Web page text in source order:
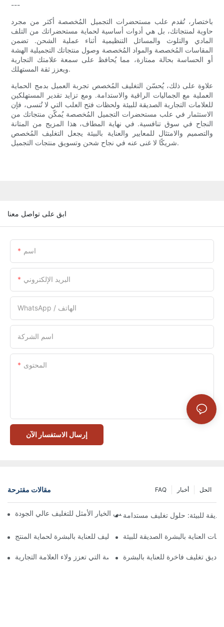
---
باختصار، تُقدم علب مستحضرات التجميل المُخصصة أكثر من مجرد
حاوية لمنتجاتك، بل هي أدوات أساسية لحماية مستحضراتك من التلف
المادي والتلوث والمسائل التنظيمية أثناء عملية الشحن. تضمن
المقاسات المُخصصة والمواد المُخصصة وصول منتجاتك التجميلية الهشة
أو الحساسة بحالة ممتازة، مما يُحافظ على سمعة علامتك التجارية
ويعزز ثقة المستهلك.
علاوة على ذلك، يُحسّن التغليف المُخصص تجربة العميل بدمج الحماية
العملية مع الجماليات الراقية والاستدامة. ومع تزايد تقدير المستهلكين
للعلامات التجارية الصديقة للبيئة ولحظات فتح العلب التي لا تُنسى، فإن
الاستثمار في علب مستحضرات التجميل المُخصصة يُمكّن منتجاتك من
النجاح في سوق تنافسية. في نهاية المطاف، هذا المزيج من المتانة
والتصميم والامتثال للمعايير والعناية بالبيئة يجعل التغليف المُخصص
شريكًا لا غنى عنه في نجاح شحن وتسويق منتجات التجميل.
ابق على تواصل معنا
اسم
البريد الإلكتروني
WhatsApp / الهاتف
اسم الشركة
المحتوى
إرسال الاستفسار الآن
مقالات مقترحة الحل أخبار FAQ
تُعدّ الصناديق ذات الإغلاق المغناطيسي الخيار الأمثل للتغليف عالي الجودة
للبيئة: حلول تغليف مستدامة
كيفية اختيار أفضل صندوق تغليف للعناية بالبشرة لحماية المنتج
العناية بالبشرة الصديقة للبيئة
صناديق تغليف العناية بالبشرة المخصصة التي تعزز ولاء العلامة التجارية
تغليف فاخرة للعناية بالبشرة